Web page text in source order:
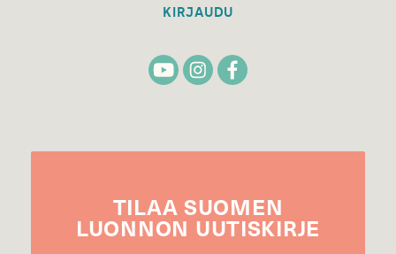
KIRJAUDU
TILAA SUOMEN
LUONNON UUTIS­KIRJE